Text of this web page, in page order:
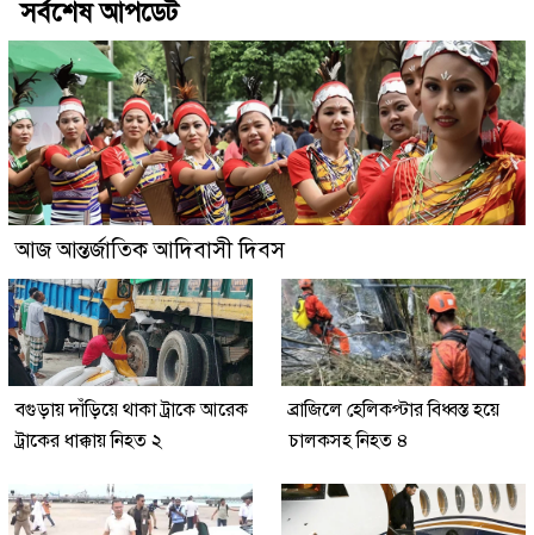
সর্বশেষ আপডেট
আজ আন্তর্জাতিক আদিবাসী দিবস
বগুড়ায় দাঁড়িয়ে থাকা ট্রাকে আরেক
ট্রাকের ধাক্কায় নিহত ২
ব্রাজিলে হেলিকপ্টার বিধ্বস্ত হয়ে
চালকসহ নিহত ৪